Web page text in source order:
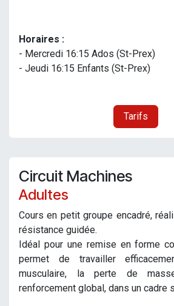
Horaires :
- Mercredi 16:15 Ados (St-Prex)
- Jeudi 16:15 Enfants (St-Prex)
Tarifs
Circuit Machines
Adultes
Cours en petit groupe encadré,
résistance guidée.
Idéal pour une remise en forme
permet de travailler
musculaire, la perte de
renforcement global, dans un cadre